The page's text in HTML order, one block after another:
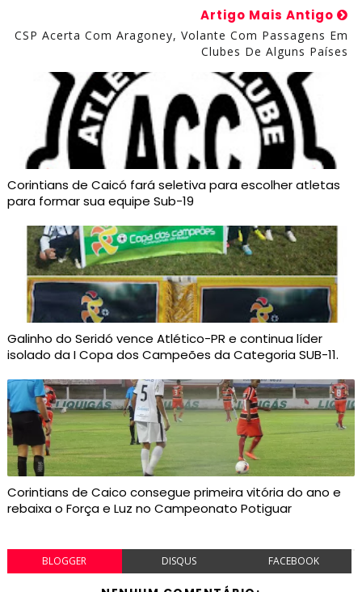
Artigo Mais Antigo
CSP Acerta Com Aragoney, Volante Com Passagens Em
Clubes De Alguns Países
Corintians de Caicó fará seletiva para escolher atletas
para formar sua equipe Sub-19
Galinho do Seridó vence Atlético-PR e continua líder
isolado da I Copa dos Campeões da Categoria SUB-11.
Corintians de Caico consegue primeira vitória do ano e
rebaixa o Força e Luz no Campeonato Potiguar
BLOGGER DISQUS FACEBOOK